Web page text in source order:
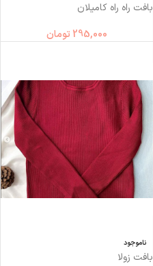
بافت راه راه کامیلان
295,000 تومان
ناموجود
بافت زولا